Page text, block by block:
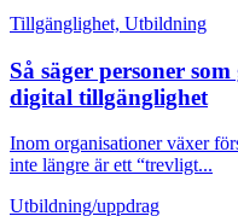
Tillgänglighet, Utbildning
Så säger personer
digital tillgänglighet
Inom organisationer växer
inte längre är ett “trevligt...
Utbildning/uppdrag